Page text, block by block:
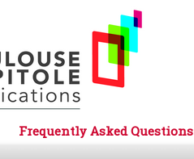
Frequently Asked Questions